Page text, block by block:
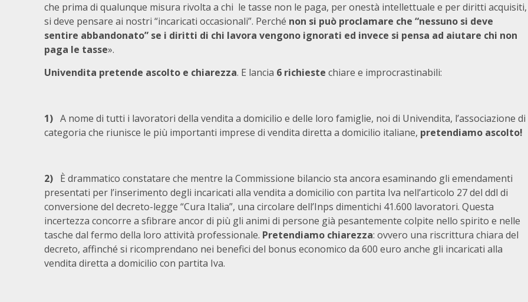
che prima di qualunque misura rivolta a chi le tasse non le paga, per onestà intellettuale e per diritti acquisiti,
si deve pensare ai nostri “incaricati occasionali”. Perché non si può proclamare che “nessuno si deve
sentire abbandonato” se i diritti di chi lavora vengono ignorati ed invece si pensa ad aiutare chi non
paga le tasse».
Univendita pretende ascolto e chiarezza. E lancia 6 richieste chiare e improcrastinabili:
1) A nome di tutti i lavoratori della vendita a domicilio e delle loro famiglie, noi di Univendita, l’associazione di
categoria che riunisce le più importanti imprese di vendita diretta a domicilio italiane, pretendiamo ascolto!
2) È drammatico constatare che mentre la Commissione bilancio sta ancora esaminando gli emendamenti
presentati per l’inserimento degli incaricati alla vendita a domicilio con partita Iva nell’articolo 27 del ddl di
conversione del decreto-legge “Cura Italia”, una circolare dell’Inps dimentichi 41.600 lavoratori. Questa
incertezza concorre a sfibrare ancor di più gli animi di persone già pesantemente colpite nello spirito e nelle
tasche dal fermo della loro attività professionale. Pretendiamo chiarezza: ovvero una riscrittura chiara del
decreto, affinché si ricomprendano nei benefici del bonus economico da 600 euro anche gli incaricati alla
vendita diretta a domicilio con partita Iva.